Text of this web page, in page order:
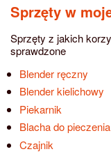
Sprzęty w
Sprzęty z jakich
sprawdzone
Blender ręczny
Blender kielichowy
Piekarnik
Blacha do
Czajnik